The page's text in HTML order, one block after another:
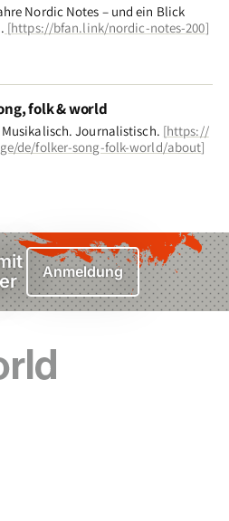
Nordic Notes – und ein Blick
. [https://bfan.link/nordic-notes-200]
folk & world
Journalistisch. [https://
de/folker-song-folk-world/about]
Anmeldung